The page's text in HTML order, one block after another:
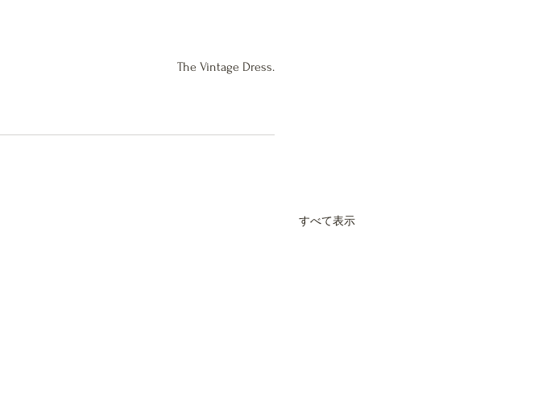
The Vintage Dress.
すべて表示